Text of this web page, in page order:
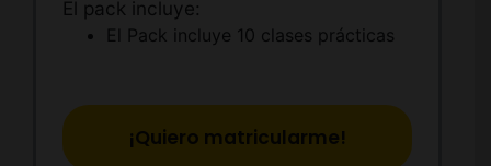
El pack incluye:
El Pack incluye 10 clases prácticas
¡Quiero matricularme!